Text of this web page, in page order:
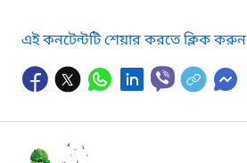
এই কনটেন্টটি শেয়ার করতে ক্লিক করুন